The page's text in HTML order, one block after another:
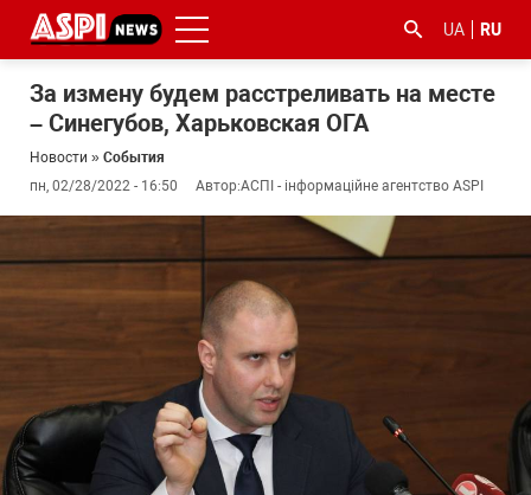
UA RU
За измену будем расстреливать на месте
– Синегубов, Харьковская ОГА
Новости » События
пн, 02/28/2022 - 16:50
Автор:АСПІ - інформаційне агентство ASPI
#ООС
#боротьба
з
#гфс #Киев #коронавірус